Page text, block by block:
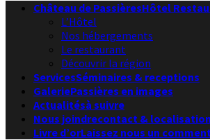
Château de PassièresHôtel
L’Hôtel
Nos hébergements
Le restaurant
Découvrir la région
ServicesSéminaires & receptions
GaleriePassières en images
Actualitésà suivre
Nous joindrecontact & localisation
Livre d’orLaissez nous un